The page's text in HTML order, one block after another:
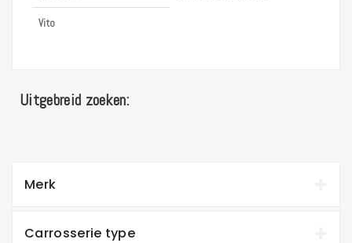
Vito
Uitgebreid zoeken:
Merk
Carrosserie type